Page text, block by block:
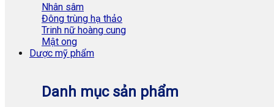
Nhân sâm
Đông trùng hạ thảo
Trinh nữ hoàng cung
Mật ong
Dược mỹ phẩm
Danh mục sản phẩm